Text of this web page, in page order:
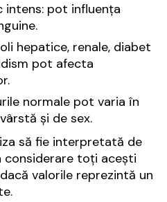
intens: pot influența
hepatice, renale, diabet
pot afecta
normale pot varia în
și de sex.
să fie interpretată de
considerare toți acești
valorile reprezintă un